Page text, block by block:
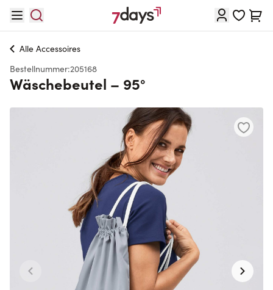
Alle Accessoires
Bestellnummer:205168
Wäschebeutel – 95°